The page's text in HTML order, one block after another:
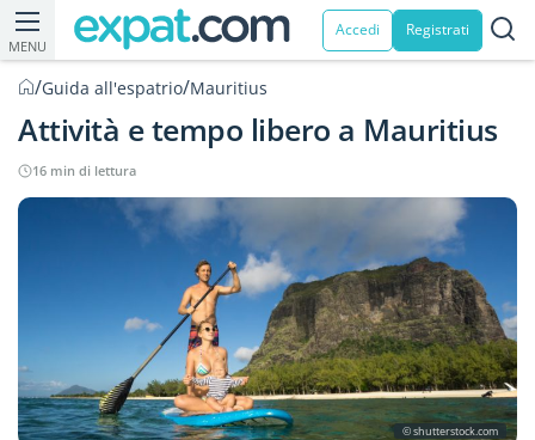
MENU
Accedi Registrati
/Guida all'espatrio/Mauritius
Attività e tempo libero a Mauritius
16 min di lettura
© shutterstock.com